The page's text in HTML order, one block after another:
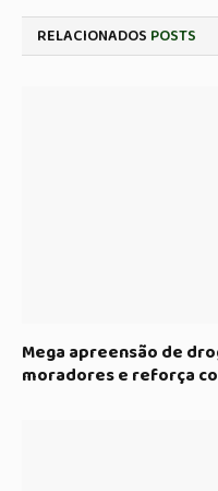
RELACIONADOS POSTS
Mega apreensão de
moradores e reforça